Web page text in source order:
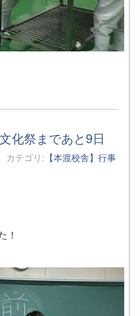
化祭まであと9日
カテゴリ: 【本渡校舎】行事
！